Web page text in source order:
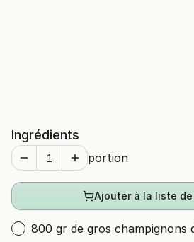
Ingrédients
portion
Ajouter à la liste de
800 gr de gros champignons